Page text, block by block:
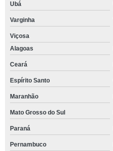
Ubá
Varginha
Viçosa
Alagoas
Ceará
Espírito Santo
Maranhão
Mato Grosso do Sul
Paraná
Pernambuco